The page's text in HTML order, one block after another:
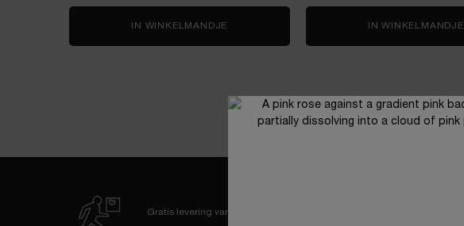
IN WINKELMANDJE LA VIE EST BELLE VERY CHERRYIN WINKELMANDJE
Gratis levering vanaf 60€